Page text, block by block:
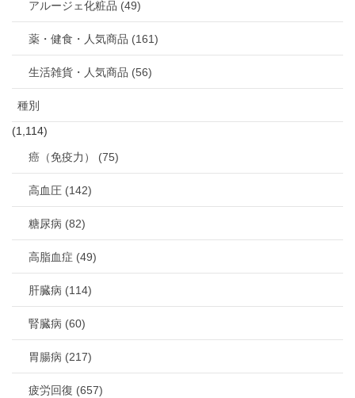
アルージェ化粧品 (49)
薬・健食・人気商品 (161)
生活雑貨・人気商品 (56)
種別
(1,114)
癌（免疫力） (75)
高血圧 (142)
糖尿病 (82)
高脂血症 (49)
肝臓病 (114)
腎臓病 (60)
胃腸病 (217)
疲労回復 (657)